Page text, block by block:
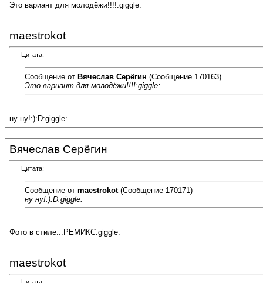
Это вариант для молодёжи!!!!:giggle:
maestrokot
Цитата:
Сообщение от Вячеслав Серёгин (Сообщение 170163)
Это вариант для молодёжи!!!!:giggle:
ну ну!:):D:giggle:
Вячеслав Серёгин
Цитата:
Сообщение от maestrokot(Сообщение 170171)
ну ну!:):D:giggle:
Фото в стиле...РЕМИКС:giggle:
maestrokot